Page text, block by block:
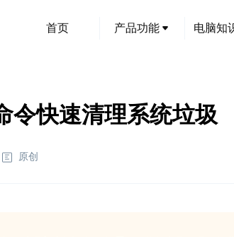
首页 产品功能 电脑知
令快速清理系统垃圾
原创